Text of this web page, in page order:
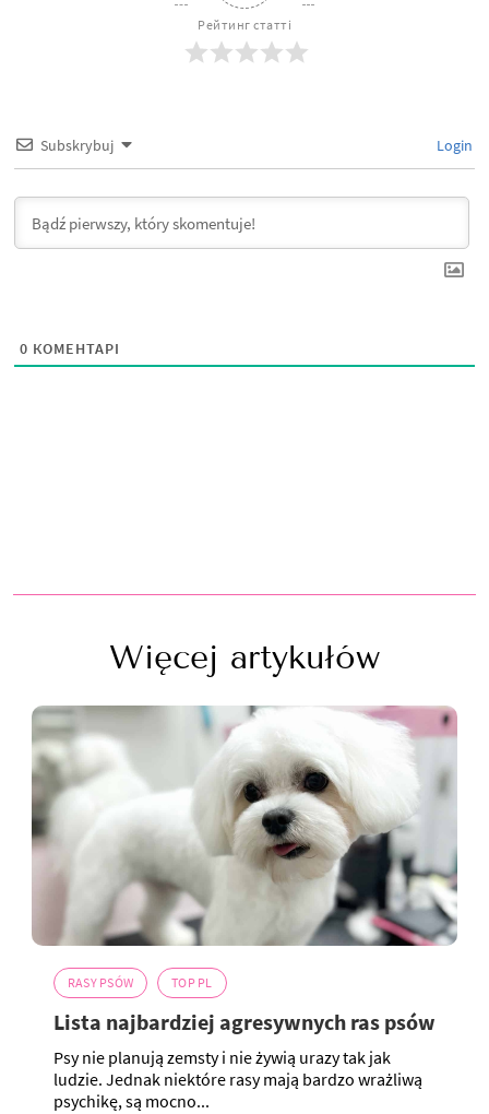
Рейтинг статті
Subskrybuj Login
0 КОМЕНТАРІ
Więcej artykułów
RASY PSÓW TOP PL
Lista najbardziej agresywnych ras psów
Psy nie planują zemsty i nie żywią urazy tak jak
ludzie. Jednak niektóre rasy mają bardzo wrażliwą
psychikę, są mocno...